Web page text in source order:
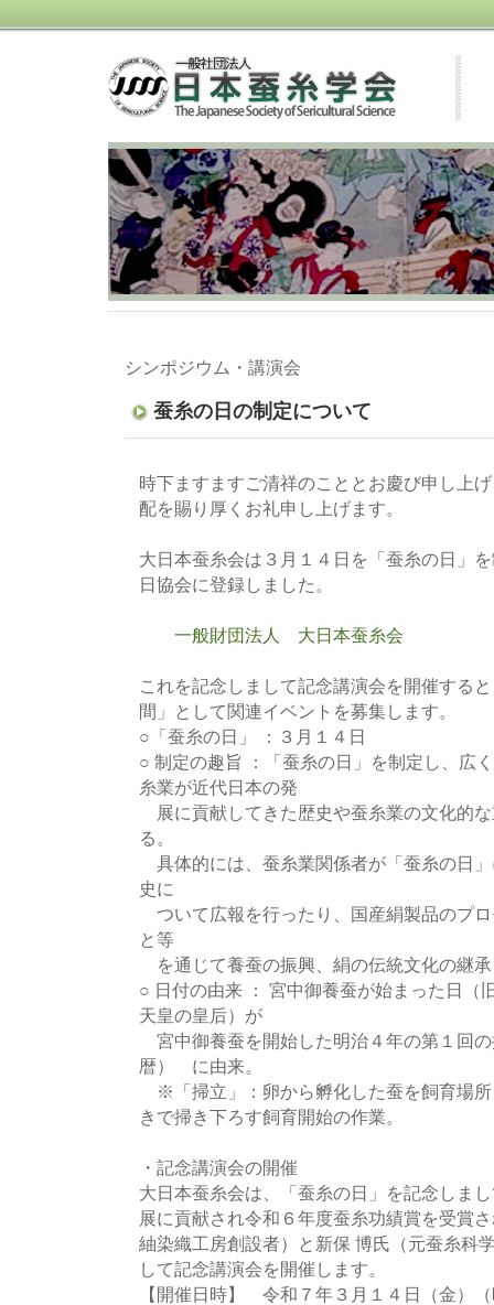
シンポジウム・講演会
蚕糸の日の制定について
時下ますますご清祥のこととお慶び申し上
配を賜り厚くお礼申し上げます。
大日本蚕糸会は３月１４日を「蚕糸の日」
日協会に登録しました。
一般財団法人 大日本蚕糸会
これを記念しまして記念講演会を開催する
間」として関連イベントを募集します。
○「蚕糸の日」 ：３月１４日
○ 制定の趣旨 ：「蚕糸の日」を制定し、広
糸業が近代日本の発
展に貢献してきた歴史や蚕糸業の文化的
る。
具体的には、蚕糸業関係者が「蚕糸の日
史に
ついて広報を行ったり、国産絹製品のプ
と等
を通じて養蚕の振興、絹の伝統文化の継
○ 日付の由来 ： 宮中御養蚕が始まった日（
天皇の皇后）が
宮中御養蚕を開始した明治４年の第１回
暦） に由来。
※「掃立」：卵から孵化した蚕を飼育場所
きで掃き下ろす飼育開始の作業。
・記念講演会の開催
大日本蚕糸会は、「蚕糸の日」を記念しま
展に貢献され令和６年度蚕糸功績賞を受賞
紬染織工房創設者）と新保 博氏（元蚕糸科
して記念講演会を開催します。
【開催日時】 令和７年３月１４日（金）